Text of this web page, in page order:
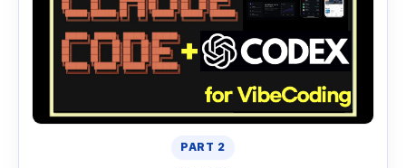
PART 2